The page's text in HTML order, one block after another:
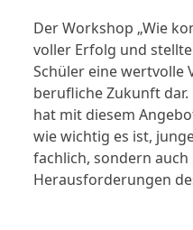
Der Workshop „Wie
voller Erfolg und
Schüler eine
berufliche Zukunft
hat mit diesem
wie wichtig es ist,
fachlich, sondern
Herausforderungen